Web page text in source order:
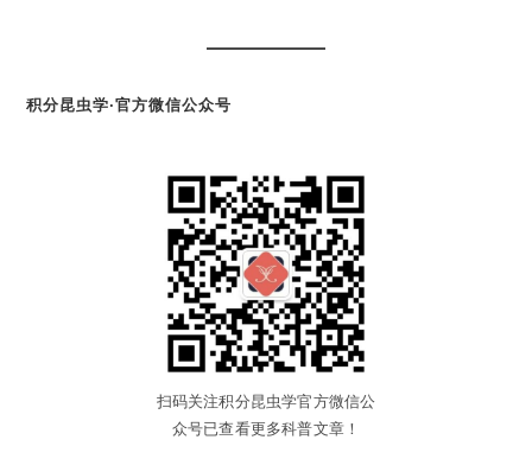
积分昆虫学·官方微信公众号
扫码关注积分昆虫学官方微信公
众号已查看更多科普文章！